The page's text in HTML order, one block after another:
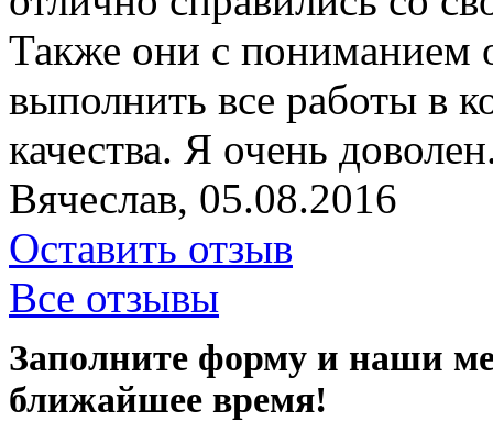
Также они с пониманием
выполнить все работы в
качества. Я очень
Вячеслав, 05.08.2016
Оставить отзыв
Все отзывы
Заполните форму и наши
ближайшее время!